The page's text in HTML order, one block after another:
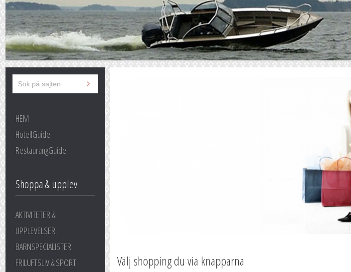
HEM
HotellGuide
RestaurangGuide
Shoppa & upplev
AKTIVITETER &
UPPLEVELSER:
BARNSPECIALISTER:
FRILUFTSLIV & SPORT:
Välj shopping du via knapparna